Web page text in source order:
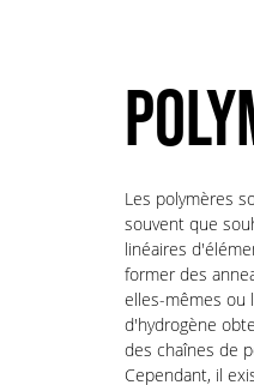
Les polymères
souvent que
linéaires
former des
elles-mêmes ou
d'hydrogène
des chaînes de
Cependant, il